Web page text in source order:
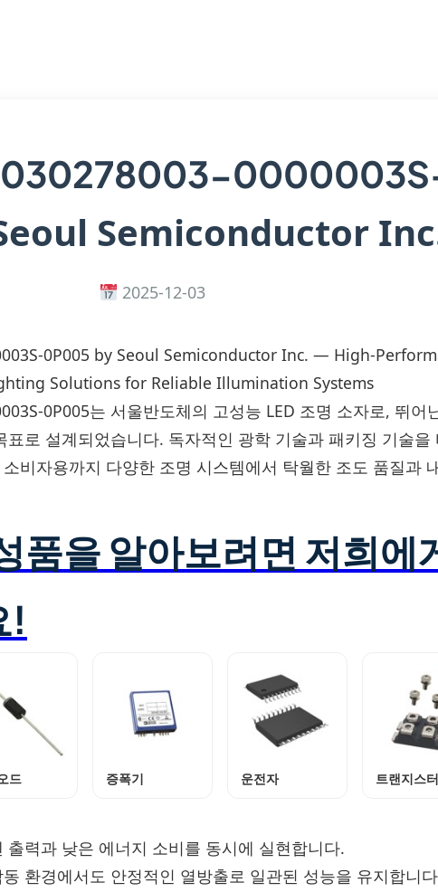
Semiconductor
2025-12-03
0P005 by Seoul Semiconductor Inc. — High-
Solutions for Reliable Illumination Systems
0P005는 서울반도체의 고성능 LED 조명 소자로, 뛰어
표로 설계되었습니다. 독자적인 광학 기술과 패키징 기술을
비자용까지 다양한 조명 시스템에서 탁월한 조도 품질과
품을 알아보려면 저희에
!
드 증폭기 운전자 트랜지스터
출력과 낮은 에너지 소비를 동시에 실현합니다.
환경에서도 안정적인 열방출로 일관된 성능을 유지합니